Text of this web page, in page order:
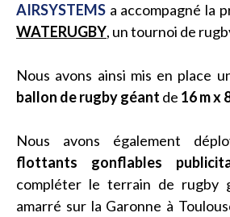
AIRSYSTEMS a accompagné la
WATERUGBY, un tournoi de
Nous avons ainsi mis en place
ballon de rugby géant de 16 m x
Nous avons également
flottants gonflables
compléter le terrain de rugby
amarré sur la Garonne à